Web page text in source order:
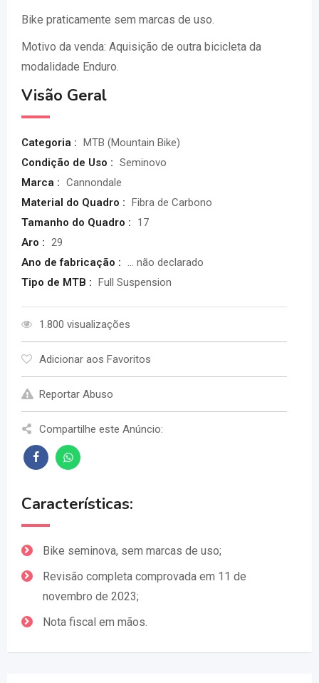
Bike praticamente sem marcas de uso.
Motivo da venda: Aquisição de outra bicicleta da
modalidade Enduro.
Visão Geral
Categoria : MTB (Mountain Bike)
Condição de Uso : Seminovo
Marca : Cannondale
Material do Quadro : Fibra de Carbono
Tamanho do Quadro :
17
Aro :
29
Ano de fabricação :
... não declarado
Tipo de MTB : Full Suspension
1.800 visualizações
Adicionar aos Favoritos
Reportar Abuso
Compartilhe este Anúncio:
Características:
Bike seminova, sem marcas de uso;
Revisão completa comprovada em 11 de
novembro de 2023;
Nota fiscal em mãos.